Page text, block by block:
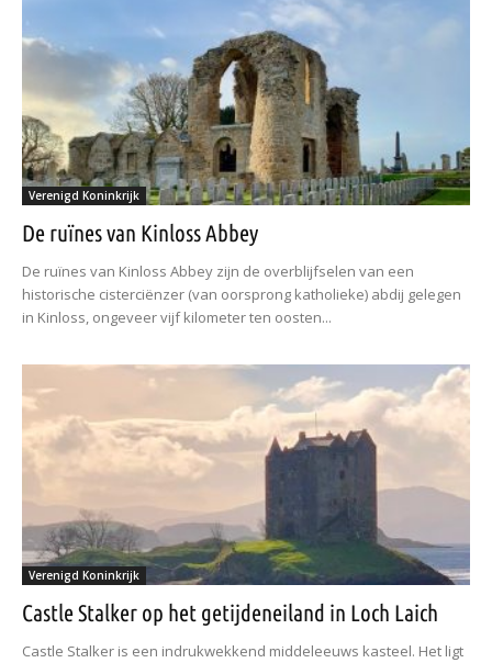
Verenigd Koninkrijk
De ruïnes van Kinloss Abbey
De ruïnes van Kinloss Abbey zijn de overblijfselen van een
historische cisterciënzer (van oorsprong katholieke) abdij gelegen
in Kinloss, ongeveer vijf kilometer ten oosten...
Verenigd Koninkrijk
Castle Stalker op het getijdeneiland in Loch Laich
Castle Stalker is een indrukwekkend middeleeuws kasteel. Het ligt